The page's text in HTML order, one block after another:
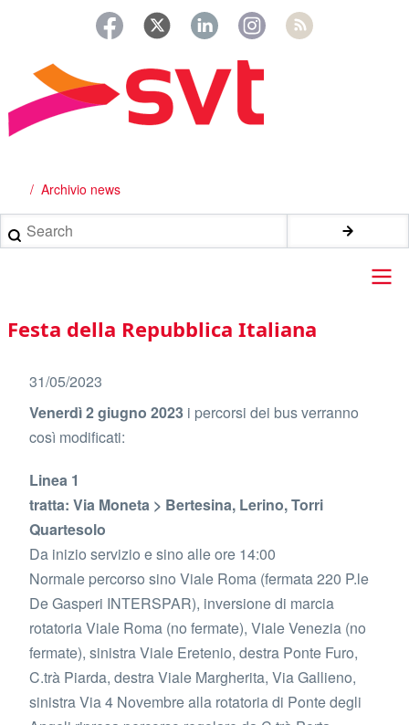
principale
Briciole
di
pane
Archivio news
Search
Main
navigation
Festa della Repubblica Italiana
31/05/2023
Venerdì 2 giugno 2023 i percorsi dei bus verranno
così modificati:
Linea 1
tratta: Via Moneta > Bertesina, Lerino, Torri
Quartesolo
Da inizio servizio e sino alle ore 14:00
Normale percorso sino Viale Roma (fermata 220 P.le
De Gasperi INTERSPAR), inversione di marcia
rotatoria Viale Roma (no fermate), Viale Venezia (no
fermate), sinistra Viale Eretenio, destra Ponte Furo,
C.trà Piarda, destra Viale Margherita, Via Gallieno,
sinistra Via 4 Novembre alla rotatoria di Ponte degli